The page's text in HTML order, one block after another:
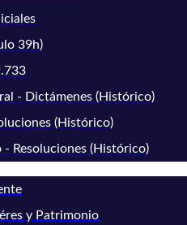
39h)
- Dictámenes (Histórico)
(Histórico)
- Resoluciones (Histórico)
y Patrimonio